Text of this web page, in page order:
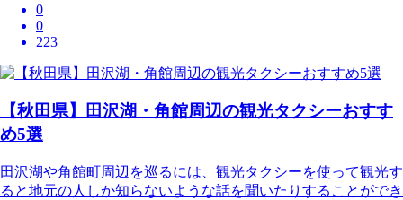
0
0
223
【秋田県】田沢湖・角館周辺の観光タクシーおすす
め5選
田沢湖や角館町周辺を巡るには、観光タクシーを使って観光す
ると地元の人しか知らないような話を聞いたりすることができ